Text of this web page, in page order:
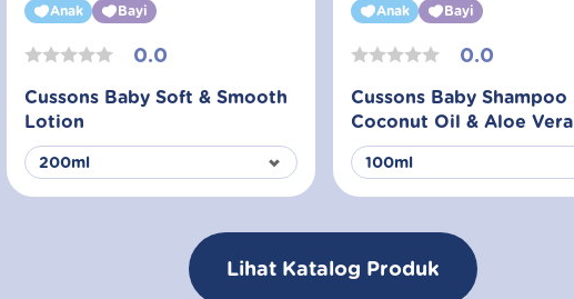
Anak Bayi
0.0
Cussons Baby Soft & Smooth
Lotion
Anak Bayi
0.0
Cussons Baby Shampoo
Coconut Oil & Aloe Vera
Lihat Katalog Produk